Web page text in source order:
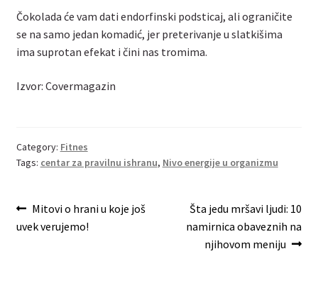
Čokolada će vam dati endorfinski podsticaj, ali ograničite
se na samo jedan komadić, jer preterivanje u slatkišima
ima suprotan efekat i čini nas tromima.
Izvor: Covermagazin
Category: Fitnes
Tags: centar za pravilnu ishranu, Nivo energije u organizmu
Post
navigation
Previous
post:
Mitovi o hrani u koje još
uvek verujemo!
Next
post:
Šta jedu mršavi ljudi: 10
namirnica obaveznih na
njihovom meniju